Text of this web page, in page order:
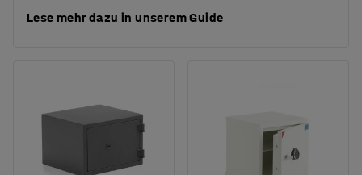
Lese mehr dazu in unserem Guide